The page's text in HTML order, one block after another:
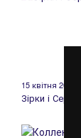
15 квітня 2018
Зірки і Серця